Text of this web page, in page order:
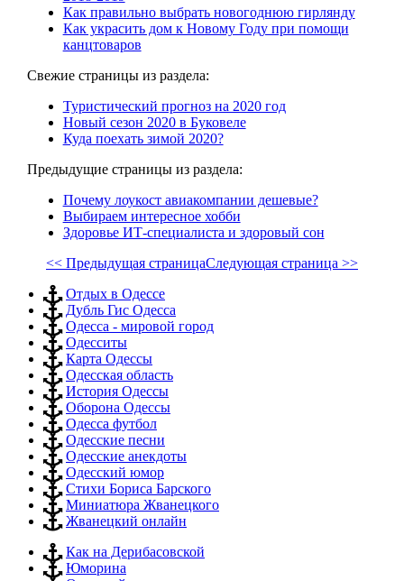
Как правильно выбрать новогоднюю гирлянду
Как украсить дом к Новому Году при помощи
канцтоваров
Свежие страницы из раздела:
Туристический прогноз на 2020 год
Новый сезон 2020 в Буковеле
Куда поехать зимой 2020?
Предыдущие страницы из раздела:
Почему лоукост авиакомпании дешевые?
Выбираем интересное хобби
Здоровье ИТ-специалиста и здоровый сон
<< Предыдущая страницаСледующая страница >>
Отдых в Одессе
Дубль Гис Одесса
Одесса - мировой город
Одесситы
Карта Одессы
Одесская область
История Одессы
Оборона Одессы
Одесса футбол
Одесские песни
Одесские анекдоты
Одесский юмор
Стихи Бориса Барского
Миниатюра Жванецкого
Жванецкий онлайн
Как на Дерибасовской
Юморина